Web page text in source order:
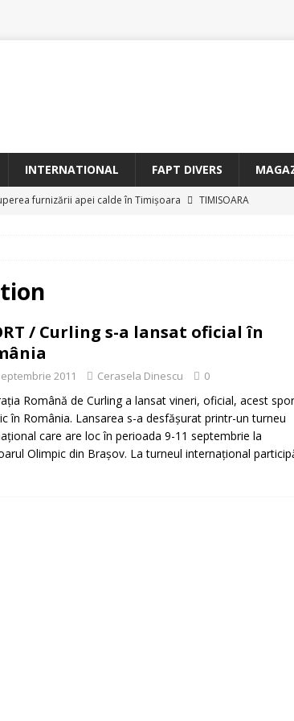
INTERNATIONAL FAPT DIVERS
furnizării apei calde în Timișoara
TIMISOARA
tempus
Sf. Francisc de Assisi la Arad
MAGAZIN
/ Curling s-a lansat oficial în
2011 Cerasela Dinescu 0
Română de Curling a lansat vineri, oficial, acest
în România. Lansarea s-a desfăşurat printr-un turneu
care are loc în perioada 9-11 septembrie la
Olimpic din Braşov. La turneul internaţional